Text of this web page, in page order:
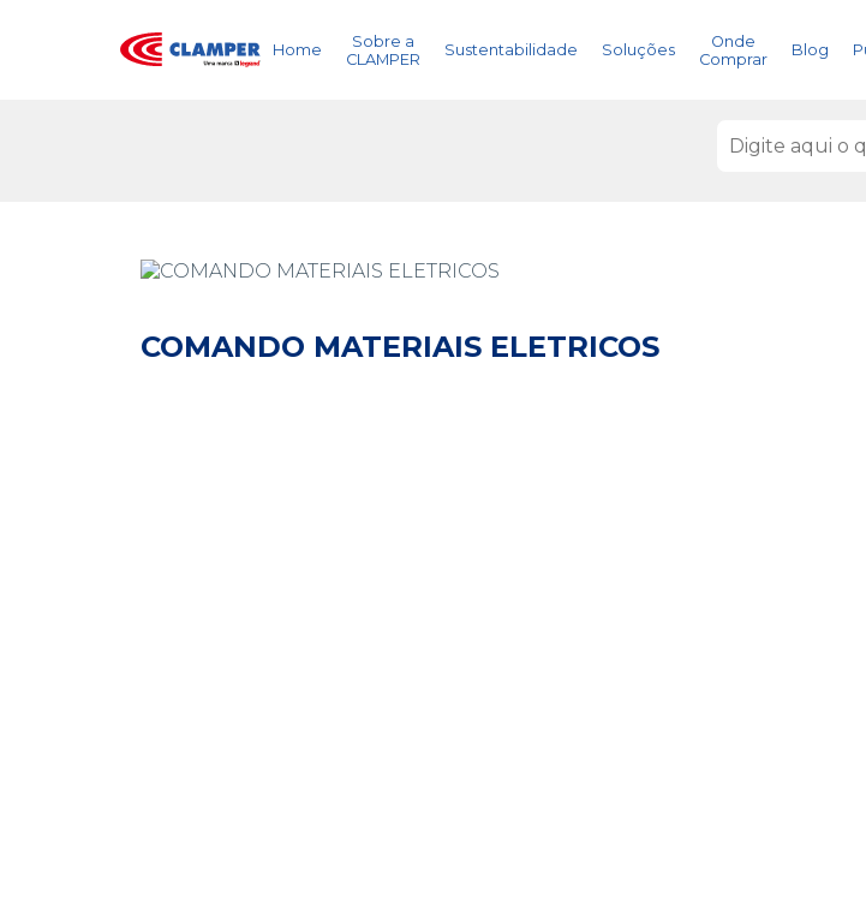
Home
Sobre a
CLAMPER
Sustentabilidade Soluções
Onde
Comprar
Blog
COMANDO MATERIAIS ELETRICOS